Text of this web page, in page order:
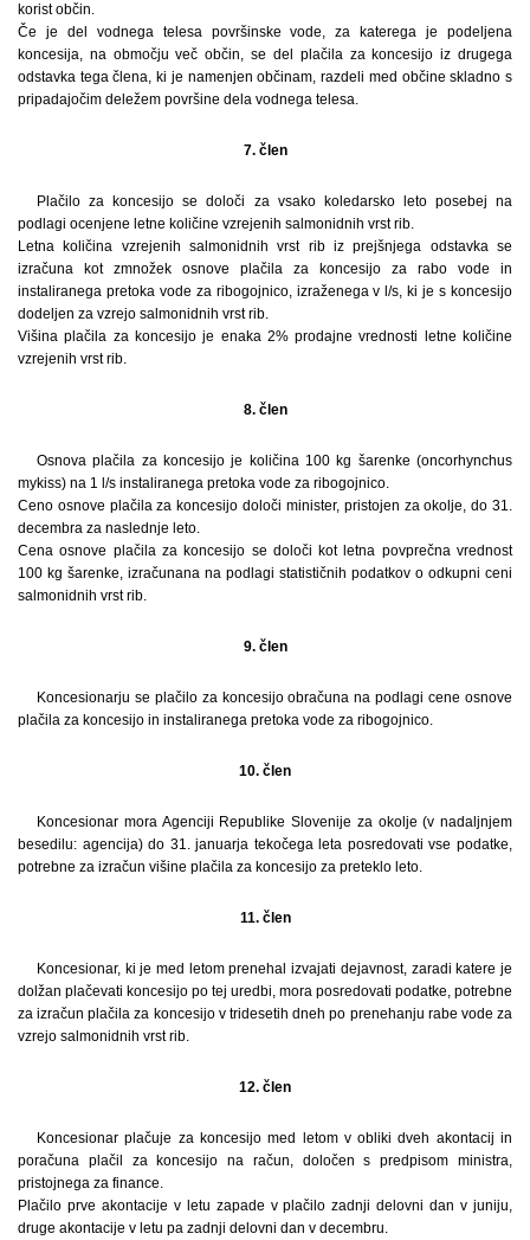
korist občin.
Če je del vodnega telesa površinske vode, za katerega je podeljena
koncesija, na območju več občin, se del plačila za koncesijo iz drugega
odstavka tega člena, ki je namenjen občinam, razdeli med občine skladno s
pripadajočim deležem površine dela vodnega telesa.
7. člen
Plačilo za koncesijo se določi za vsako koledarsko leto posebej na
podlagi ocenjene letne količine vzrejenih salmonidnih vrst rib.
Letna količina vzrejenih salmonidnih vrst rib iz prejšnjega odstavka se
izračuna kot zmnožek osnove plačila za koncesijo za rabo vode in
instaliranega pretoka vode za ribogojnico, izraženega v l/s, ki je s koncesijo
dodeljen za vzrejo salmonidnih vrst rib.
Višina plačila za koncesijo je enaka 2% prodajne vrednosti letne količine
vzrejenih vrst rib.
8. člen
Osnova plačila za koncesijo je količina 100 kg šarenke (oncorhynchus
mykiss) na 1 l/s instaliranega pretoka vode za ribogojnico.
Ceno osnove plačila za koncesijo določi minister, pristojen za okolje, do 31.
decembra za naslednje leto.
Cena osnove plačila za koncesijo se določi kot letna povprečna vrednost
100 kg šarenke, izračunana na podlagi statističnih podatkov o odkupni ceni
salmonidnih vrst rib.
9. člen
Koncesionarju se plačilo za koncesijo obračuna na podlagi cene osnove
plačila za koncesijo in instaliranega pretoka vode za ribogojnico.
10. člen
Koncesionar mora Agenciji Republike Slovenije za okolje (v nadaljnjem
besedilu: agencija) do 31. januarja tekočega leta posredovati vse podatke,
potrebne za izračun višine plačila za koncesijo za preteklo leto.
11. člen
Koncesionar, ki je med letom prenehal izvajati dejavnost, zaradi katere je
dolžan plačevati koncesijo po tej uredbi, mora posredovati podatke, potrebne
za izračun plačila za koncesijo v tridesetih dneh po prenehanju rabe vode za
vzrejo salmonidnih vrst rib.
12. člen
Koncesionar plačuje za koncesijo med letom v obliki dveh akontacij in
poračuna plačil za koncesijo na račun, določen s predpisom ministra,
pristojnega za finance.
Plačilo prve akontacije v letu zapade v plačilo zadnji delovni dan v juniju,
druge akontacije v letu pa zadnji delovni dan v decembru.